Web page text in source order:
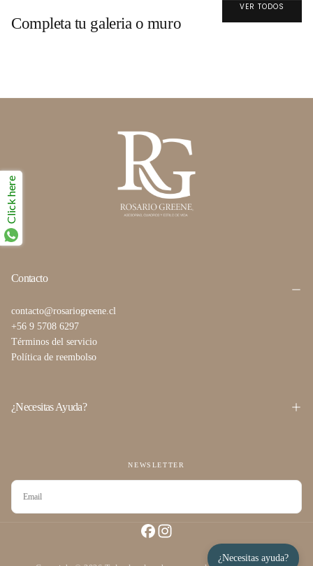
¿Necesitas ayuda?
Completa tu galeria o muro
VER TODOS
Contacto
contacto@rosariogreene.cl
+56 9 5708 6297
Términos del servicio
Política de reembolso
¿Necesitas Ayuda?
NEWSLETTER
CORREO
ELECTRÓNICO
SUSCRIBIRSE
Click here